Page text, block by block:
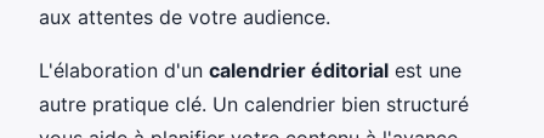
aux attentes de votre audience.
L'élaboration d'un calendrier éditorial est une
autre pratique clé. Un calendrier bien structuré